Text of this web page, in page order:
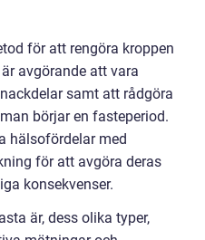
för att rengöra kroppen
avgörande att vara
samt att rådgöra
börjar en fasteperiod.
hälsofördelar med
för att avgöra deras
konsekvenser.
är, dess olika typer,